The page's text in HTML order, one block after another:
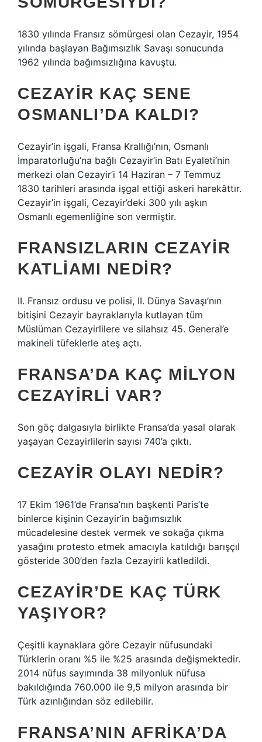
1830 yılında Fransız sömürgesi olan Cezayir, 1954
yılında başlayan Bağımsızlık Savaşı sonucunda
1962 yılında bağımsızlığına kavuştu.
CEZAYIR KAÇ SENE
OSMANLI’DA KALDI?
Cezayir’in işgali, Fransa Krallığı’nın, Osmanlı
İmparatorluğu’na bağlı Cezayir’in Batı Eyaleti’nin
merkezi olan Cezayir’i 14 Haziran – 7 Temmuz
1830 tarihleri ​​arasında işgal ettiği askeri harekâttır.
Cezayir’in işgali, Cezayir’deki 300 yılı aşkın
Osmanlı egemenliğine son vermiştir.
FRANSIZLARIN CEZAYIR
KATLIAMI NEDIR?
II. Fransız ordusu ve polisi, II. Dünya Savaşı’nın
bitişini Cezayir bayraklarıyla kutlayan tüm
Müslüman Cezayirlilere ve silahsız 45. General’e
makineli tüfeklerle ateş açtı.
FRANSA’DA KAÇ MILYON
CEZAYIRLI VAR?
Son göç dalgasıyla birlikte Fransa’da yasal olarak
yaşayan Cezayirlilerin sayısı 740’a çıktı.
CEZAYIR OLAYI NEDIR?
17 Ekim 1961’de Fransa’nın başkenti Paris’te
binlerce kişinin Cezayir’in bağımsızlık
mücadelesine destek vermek ve sokağa çıkma
yasağını protesto etmek amacıyla katıldığı barışçıl
gösteride 300’den fazla Cezayirli katledildi.
CEZAYIR’DE KAÇ TÜRK
YAŞIYOR?
Çeşitli kaynaklara göre Cezayir nüfusundaki
Türklerin oranı %5 ile %25 arasında değişmektedir.
2014 nüfus sayımında 38 milyonluk nüfusa
bakıldığında 760.000 ile 9,5 milyon arasında bir
Türk azınlığından söz edilebilir.
FRANSA’NIN AFRIKA’DA